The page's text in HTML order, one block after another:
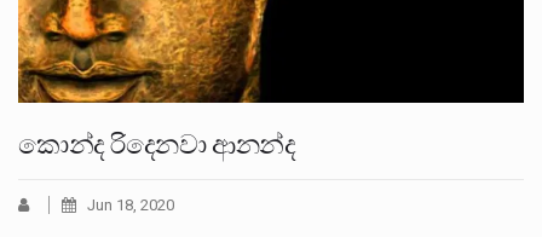
කොන්ද රිදෙනවා ආනන්ද
Jun 18, 2020